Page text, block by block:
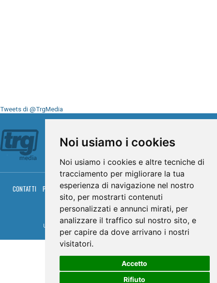
Noi usiamo i cookies
Noi usiamo i cookies e altre tecniche di
tracciamento per migliorare la tua
esperienza di navigazione nel nostro
sito, per mostrarti contenuti
personalizzati e annunci mirati, per
analizzare il traffico sul nostro sito, e
per capire da dove arrivano i nostri
visitatori.
Accetto
Rifiuto
Tweets di @TrgMedia
CONTATTI PRIVACY COOKIES PALINSESTO DIRETTA TV
DIRETTA RADIO
RGM HITRADIO
© TRG Media 2005-2026
Umbria Televisioni s.r.l. - P.I.00496230541 - - Powered by